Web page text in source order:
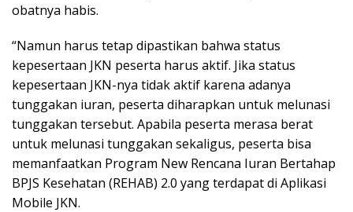
obatnya habis.
“Namun harus tetap dipastikan bahwa status
kepesertaan JKN peserta harus aktif. Jika status
kepesertaan JKN-nya tidak aktif karena adanya
tunggakan iuran, peserta diharapkan untuk melunasi
tunggakan tersebut. Apabila peserta merasa berat
untuk melunasi tunggakan sekaligus, peserta bisa
memanfaatkan Program New Rencana Iuran Bertahap
BPJS Kesehatan (REHAB) 2.0 yang terdapat di Aplikasi
Mobile JKN.